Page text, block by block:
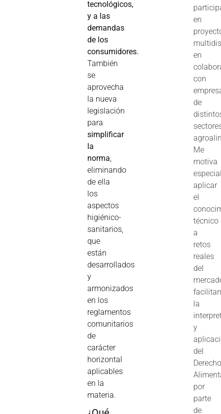
tecnológicos,
y a las
demandas
de los
consumidores.
También
se
aprovecha
la nueva
legislación
para
simplificar
la
norma
eliminando
de ella
los
aspectos
higiénico-
sanitarios,
que
están
desarrollados
y
armonizados
en los
reglamentos
comunitarios
de
carácter
horizontal
aplicables
en la
materia.
en
en
con
de
Me
motiva
aplicar
el
técnico
a
retos
reales
del
la
y
del
por
parte
de